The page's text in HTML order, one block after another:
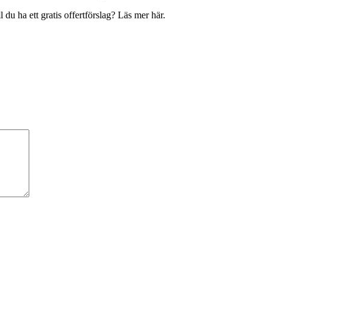
du ha ett gratis offertförslag? Läs mer här.